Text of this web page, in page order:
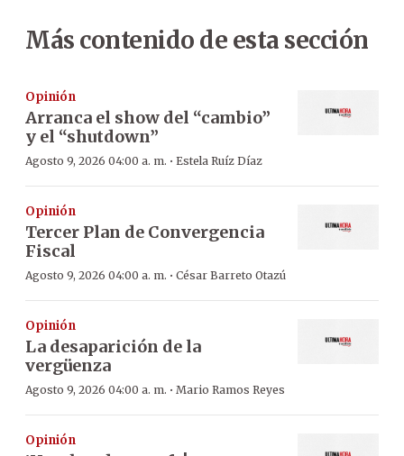
Más contenido de esta sección
Opinión
Arranca el show del “cambio”
y el “shutdown”
Agosto 9, 2026 04:00 a. m. · Estela Ruíz Díaz
Opinión
Tercer Plan de Convergencia
Fiscal
Agosto 9, 2026 04:00 a. m. · César Barreto Otazú
Opinión
La desaparición de la
vergüenza
Agosto 9, 2026 04:00 a. m. · Mario Ramos Reyes
Opinión